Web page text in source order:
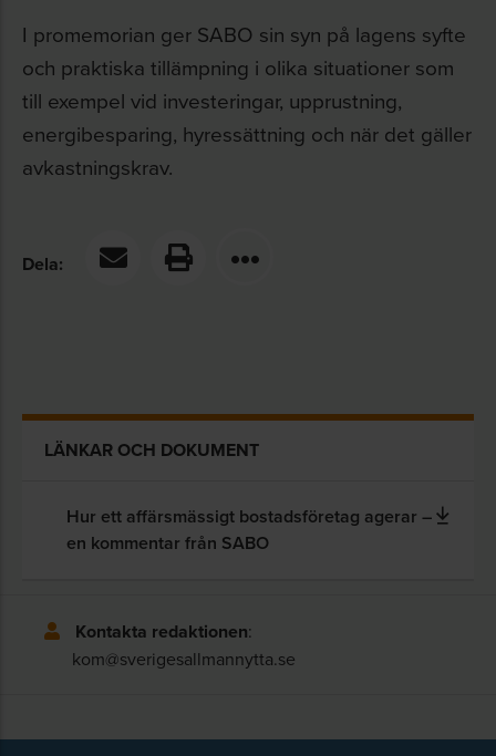
I promemorian ger SABO sin syn på lagens syfte
och praktiska tillämpning i olika situationer som
till exempel vid investeringar, upprustning,
energibesparing, hyressättning och när det gäller
avkastningskrav.
Dela:
LÄNKAR OCH DOKUMENT
Hur ett affärsmässigt bostadsföretag agerar –
en kommentar från SABO
Kontakta redaktionen:
kom@sverigesallmannytta.se